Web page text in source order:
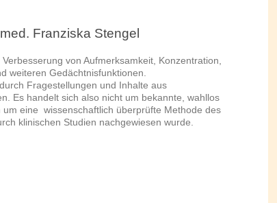
Franziska Stengel
von Aufmerksamkeit, Konzentration,
weiteren Gedächtnisfunktionen.
Fragestellungen und Inhalte aus
Es handelt sich also nicht um bekannte, wahllos
eine wissenschaftlich überprüfte Methode des
klinischen Studien nachgewiesen wurde.